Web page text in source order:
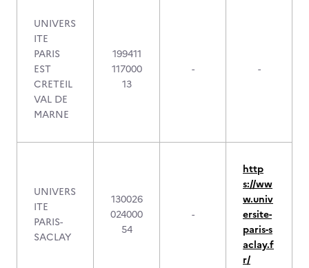
UNIVERS
ITE
PARIS
EST
CRETEIL
VAL DE
MARNE
199411
117000
13
- -
UNIVERS
ITE
PARIS-
SACLAY
130026
024000
54
-
http
s://ww
w.univ
ersite-
paris-s
aclay.f
r/